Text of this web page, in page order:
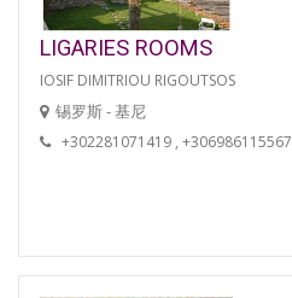
LIGARIES ROOMS
IOSIF DIMITRIOU RIGOUTSOS
锡罗斯 - 基尼
+302281071419 , +306986115567